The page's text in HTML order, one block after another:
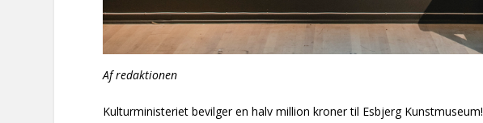
Af redaktionen
Kulturministeriet bevilger en halv million kroner til Esbjerg Kunstmuseum!